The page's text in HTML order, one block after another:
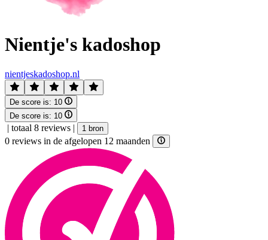
Nientje's kadoshop
nientjeskadoshop.nl
De score is: 10
De score is: 10
| totaal 8 reviews | 1 bron
0 reviews in de afgelopen 12 maanden